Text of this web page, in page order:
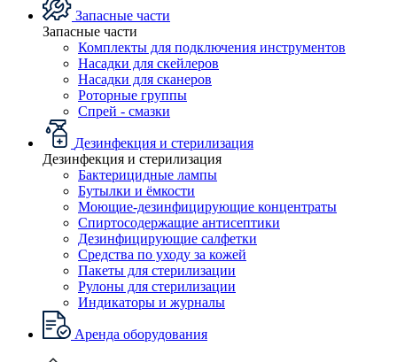
Запасные части
Запасные части
Комплекты для подключения инструментов
Насадки для скейлеров
Насадки для сканеров
Роторные группы
Спрей - смазки
Дезинфекция и стерилизация
Дезинфекция и стерилизация
Бактерицидные лампы
Бутылки и ёмкости
Моющие-дезинфицирующие концентраты
Спиртосодержащие антисептики
Дезинфицирующие салфетки
Средства по уходу за кожей
Пакеты для стерилизации
Рулоны для стерилизации
Индикаторы и журналы
Аренда оборудования